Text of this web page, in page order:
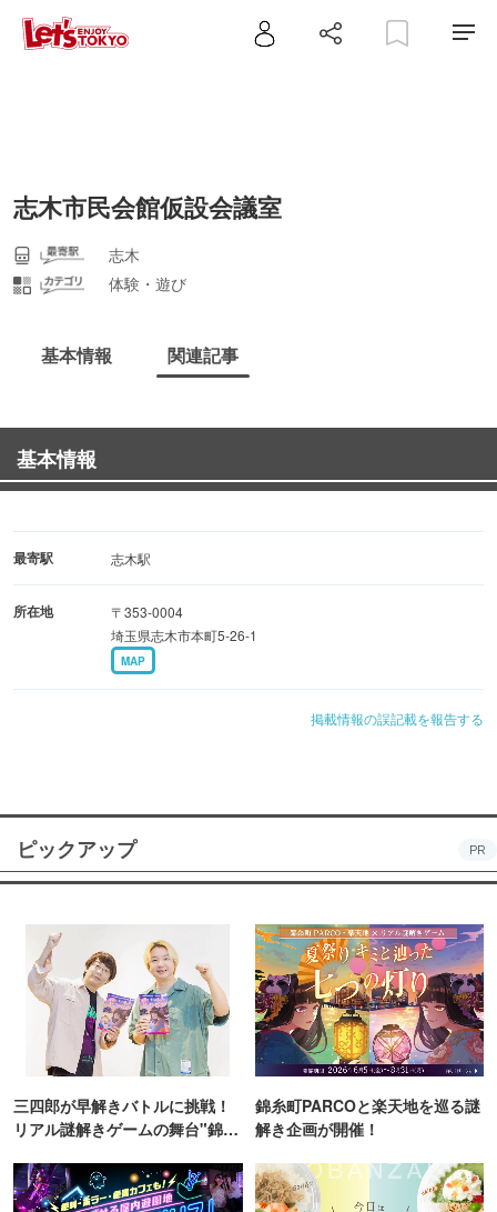
志木市民会館仮設会議室
志木
体験・遊び
基本情報 関連記事
基本情報
最寄駅 志木駅
所在地
〒353-0004
埼玉県志木市本町5-26-1
MAP
掲載情報の誤記載を報告する
ピックアップ PR
三四郎が早解きバトルに挑戦！
リアル謎解きゲームの舞台"錦糸
錦糸町PARCOと楽天地を巡る謎
解き企画が開催！